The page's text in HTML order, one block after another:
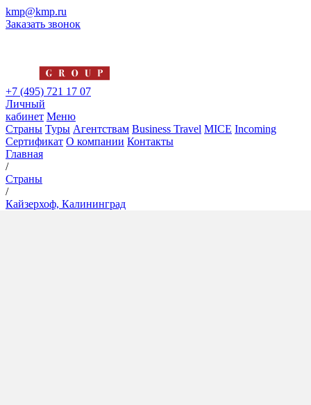
kmp@kmp.ru
Заказать звонок
+7 (495) 721 17 07
Личный
кабинет Меню
Страны Туры Агентствам Business Travel MICE Incoming
Сертификат О компании Контакты
Главная
/
Страны
/
Кайзерхоф, Калининград